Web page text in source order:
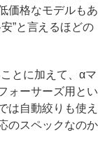
価格なモデルもあ
”と言えるほどの
とに加えて、αマ
ォーサーズ用とい
は自動絞りも使え
のスペックなのか